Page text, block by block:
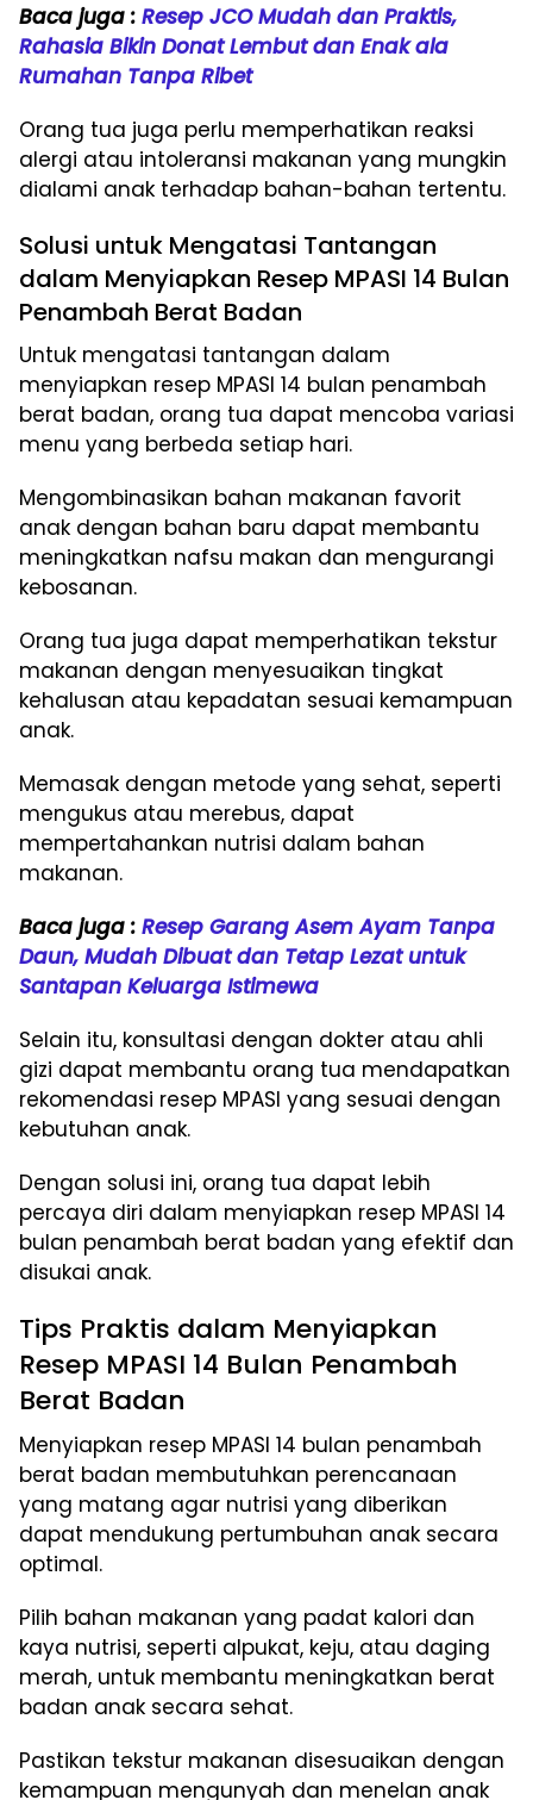
Baca juga : Resep JCO Mudah dan Praktis,
Rahasia Bikin Donat Lembut dan Enak ala
Rumahan Tanpa Ribet
Orang tua juga perlu memperhatikan reaksi
alergi atau intoleransi makanan yang mungkin
dialami anak terhadap bahan-bahan tertentu.
Solusi untuk Mengatasi Tantangan
dalam Menyiapkan Resep MPASI 14 Bulan
Penambah Berat Badan
Untuk mengatasi tantangan dalam
menyiapkan resep MPASI 14 bulan penambah
berat badan, orang tua dapat mencoba variasi
menu yang berbeda setiap hari.
Mengombinasikan bahan makanan favorit
anak dengan bahan baru dapat membantu
meningkatkan nafsu makan dan mengurangi
kebosanan.
Orang tua juga dapat memperhatikan tekstur
makanan dengan menyesuaikan tingkat
kehalusan atau kepadatan sesuai kemampuan
anak.
Memasak dengan metode yang sehat, seperti
mengukus atau merebus, dapat
mempertahankan nutrisi dalam bahan
makanan.
Baca juga : Resep Garang Asem Ayam Tanpa
Daun, Mudah Dibuat dan Tetap Lezat untuk
Santapan Keluarga Istimewa
Selain itu, konsultasi dengan dokter atau ahli
gizi dapat membantu orang tua mendapatkan
rekomendasi resep MPASI yang sesuai dengan
kebutuhan anak.
Dengan solusi ini, orang tua dapat lebih
percaya diri dalam menyiapkan resep MPASI 14
bulan penambah berat badan yang efektif dan
disukai anak.
Tips Praktis dalam Menyiapkan
Resep MPASI 14 Bulan Penambah
Berat Badan
Menyiapkan resep MPASI 14 bulan penambah
berat badan membutuhkan perencanaan
yang matang agar nutrisi yang diberikan
dapat mendukung pertumbuhan anak secara
optimal.
Pilih bahan makanan yang padat kalori dan
kaya nutrisi, seperti alpukat, keju, atau daging
merah, untuk membantu meningkatkan berat
badan anak secara sehat.
Pastikan tekstur makanan disesuaikan dengan
kemampuan mengunyah dan menelan anak